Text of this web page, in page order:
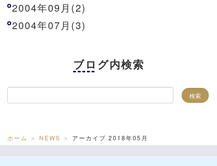
2004年09月(2)
2004年07月(3)
ブログ内検索
ホーム NEWS アーカイブ 2018年05月